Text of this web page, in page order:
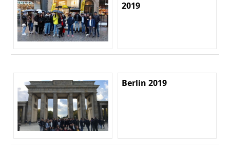
2019
Berlin 2019